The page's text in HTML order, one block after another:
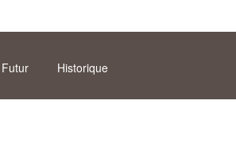
Futur Historique